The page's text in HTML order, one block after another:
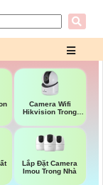
Camera Wifi
Hikvision Trong
Lắp Đặt Camera
Imou Trong Nhà